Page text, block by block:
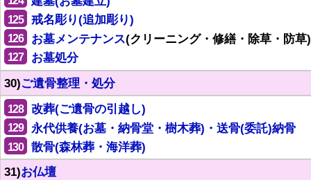
125 戒名彫り(追加彫り)
126 お墓メンテナンス(クリーニング・修繕・除草・防草)
127
お墓処分
30)ご遺骨整理・処分
128 改葬(ご遺骨の引越し)
129 永代供養(お墓・納骨堂・樹木葬)・送骨(委託)納骨
130
散骨(森林葬・海洋葬)
31)お仏壇